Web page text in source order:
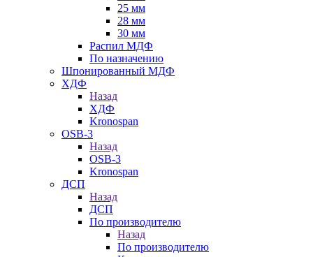
25 мм
28 мм
30 мм
Распил МДФ
По назначению
Шпонированный МДФ
ХДФ
Назад
ХДФ
Kronospan
OSB-3
Назад
OSB-3
Kronospan
ДСП
Назад
ДСП
По производителю
Назад
По производителю